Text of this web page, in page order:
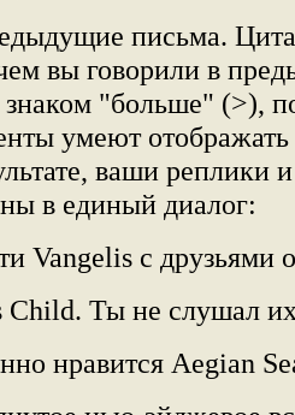
письма.
вы говорили в
"больше" (>),
умеют
ваши реплики
в единый диалог:
Vangelis с друзьями
Child. Ты не слушал
нравится Aegian